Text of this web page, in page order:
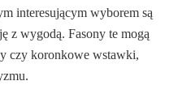
interesującym wyborem są
z wygodą. Fasony te mogą
czy koronkowe wstawki,